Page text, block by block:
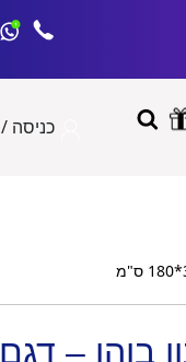
כניסה
בוהו – דגם